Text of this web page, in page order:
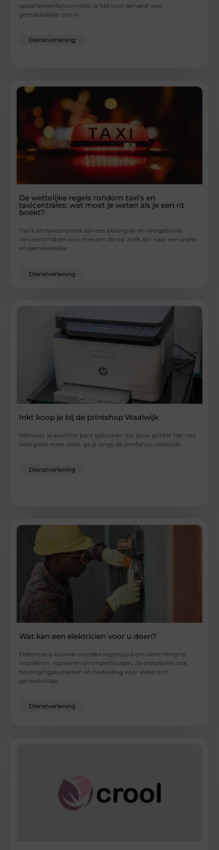
appartementencomplex, is het voor iemand veel
gemakkelijker om in
...
Dienstverlening
De wettelijke regels rondom taxi's en
taxicentrales: wat moet je weten als je een rit
boekt?
Taxi’s en taxicentrales zijn een belangrijk en veelgebruikt
vervoersmiddel voor mensen die op zoek zijn naar een snelle
en gemakkelijke
Dienstverlening
Inkt koop je bij de printshop Waalwijk
Wanneer je erachter bent gekomen dat jouw printer het niet
heel goed meer doet, ga je langs de printshop Waalwijk.
...
Dienstverlening
Wat kan een elektricien voor u doen?
Elektriciens kunnen worden ingehuurd om verlichting te
installeren, repareren en onderhouden. Ze installeren ook
beveiligingssystemen en bedrading voor elektrisch
gereedschap.
...
Dienstverlening